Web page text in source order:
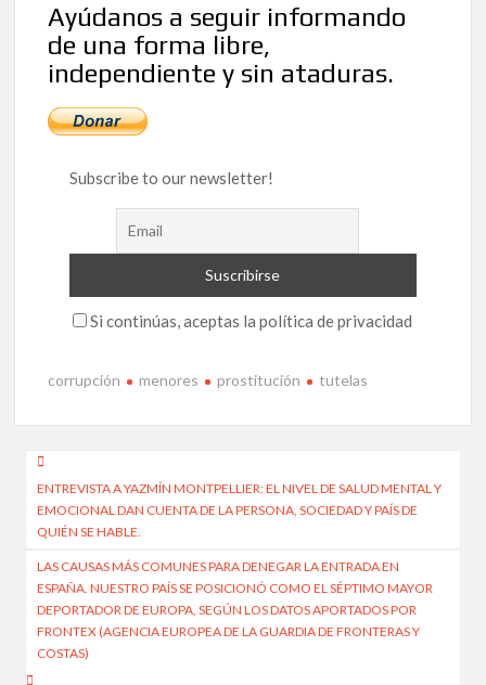
Ayúdanos a seguir informando
de una forma libre,
independiente y sin ataduras.
Subscribe to our newsletter!
Si continúas, aceptas la política de privacidad
corrupción menores prostitución tutelas
Navegación
de
entradas
ENTREVISTA A YAZMÍN MONTPELLIER: EL NIVEL DE SALUD MENTAL Y
EMOCIONAL DAN CUENTA DE LA PERSONA, SOCIEDAD Y PAÍS DE
QUIÉN SE HABLE.
LAS CAUSAS MÁS COMUNES PARA DENEGAR LA ENTRADA EN
ESPAÑA. NUESTRO PAÍS SE POSICIONÓ COMO EL SÉPTIMO MAYOR
DEPORTADOR DE EUROPA, SEGÚN LOS DATOS APORTADOS POR
FRONTEX (AGENCIA EUROPEA DE LA GUARDIA DE FRONTERAS Y
COSTAS)